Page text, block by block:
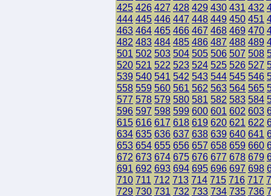
425 426 427 428 429 430 431 432
444 445 446 447 448 449 450 451
463 464 465 466 467 468 469 470
482 483 484 485 486 487 488 489
501 502 503 504 505 506 507 508
520 521 522 523 524 525 526 527
539 540 541 542 543 544 545 546
558 559 560 561 562 563 564 565
577 578 579 580 581 582 583 584
596 597 598 599 600 601 602 603
615 616 617 618 619 620 621 622
634 635 636 637 638 639 640 641
653 654 655 656 657 658 659 660
672 673 674 675 676 677 678 679
691 692 693 694 695 696 697 698
710 711 712 713 714 715 716 717
729 730 731 732 733 734 735 736